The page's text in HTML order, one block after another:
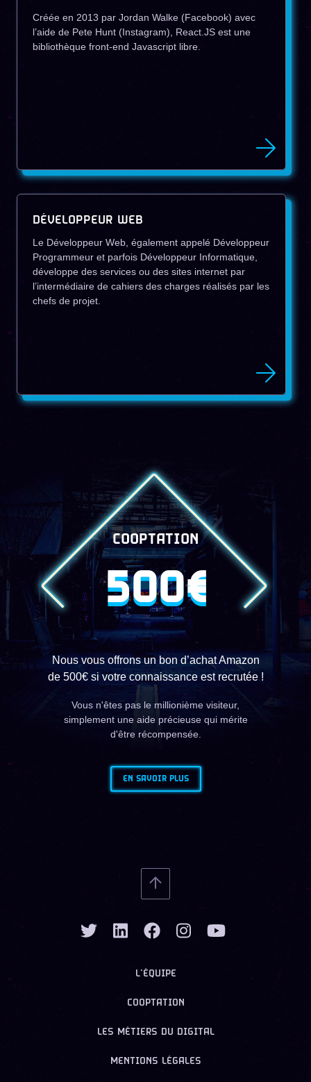
Créée en 2013 par Jordan Walke (Facebook) avec
l’aide de Pete Hunt (Instagram), React.JS est une
bibliothèque front-end Javascript libre.
DÉVELOPPEUR WEB
Le Développeur Web, également appelé Développeur
Programmeur et parfois Développeur Informatique,
développe des services ou des sites internet par
l’intermédiaire de cahiers des charges réalisés par les
chefs de projet.
COOPTATION
500€
Nous vous offrons un bon d’achat Amazon
de 500€ si votre connaissance est recrutée !
Vous n'êtes pas le millionième visiteur,
simplement une aide précieuse qui mérite
d'être récompensée.
EN SAVOIR PLUS
L’ÉQUIPE
COOPTATION
LES MÉTIERS DU DIGITAL
MENTIONS LÉGALES